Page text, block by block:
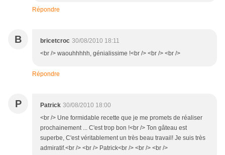
Répondre
B bricetcroc 30/08/2010 18:11
<br /> waouhhhhh, génialissime !<br /> <br /> <br />
Répondre
P Patrick 30/08/2010 18:00
<br /> Une formidable recette que je me promets de réaliser
prochainement ... C'est trop bon !<br /> Ton gâteau est
superbe, C'est véritablement un très beau travail! Je suis très
admiratif.<br /> <br /> Patrick<br /> <br /> <br />